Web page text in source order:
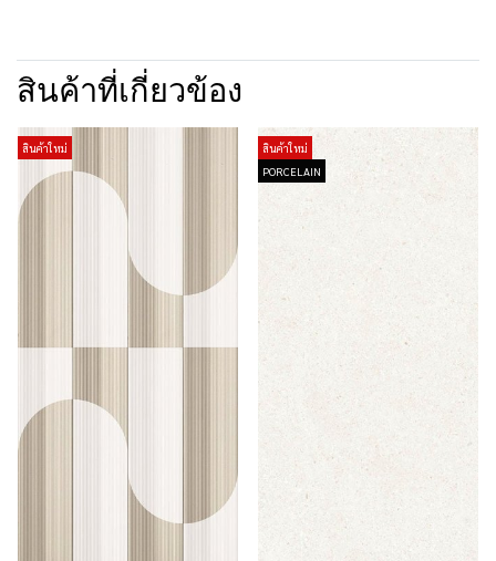
สินค้าที่เกี่ยวข้อง
สินค้าใหม่
สินค้าใหม่
PORCELAIN